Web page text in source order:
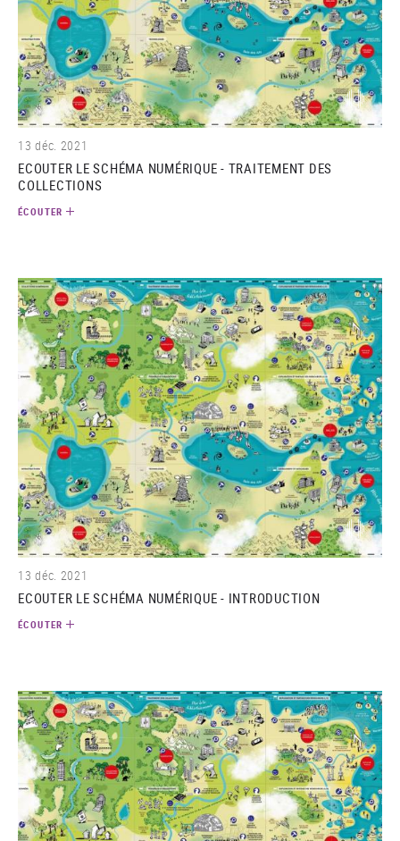
(audio)
13 déc. 2021
ECOUTER LE SCHÉMA NUMÉRIQUE - TRAITEMENT DES
COLLECTIONS
ÉCOUTER
(audio)
13 déc. 2021
ECOUTER LE SCHÉMA NUMÉRIQUE - INTRODUCTION
ÉCOUTER